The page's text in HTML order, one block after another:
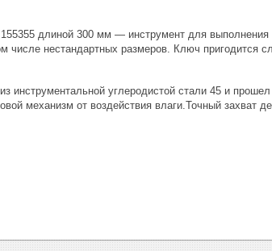
длиной 300 мм — инструмент для выполнения
числе нестандартных размеров. Ключ пригодится
углеродистой стали 45 и
механизм от воздействия влаги.Точный